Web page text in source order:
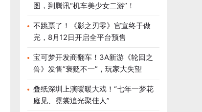
图，到腾讯“机车美少女二游”！
不跳票了！《影之刃零》官宣终于做
完，8月12日开启全平台预售
宝可梦开发商翻车！3A新游《轮回之
兽》发售“褒贬不一”，玩家大失望
叠纸深圳上演暖暖大戏！“七年一梦花
庭见、霓裳追光聚佳人”